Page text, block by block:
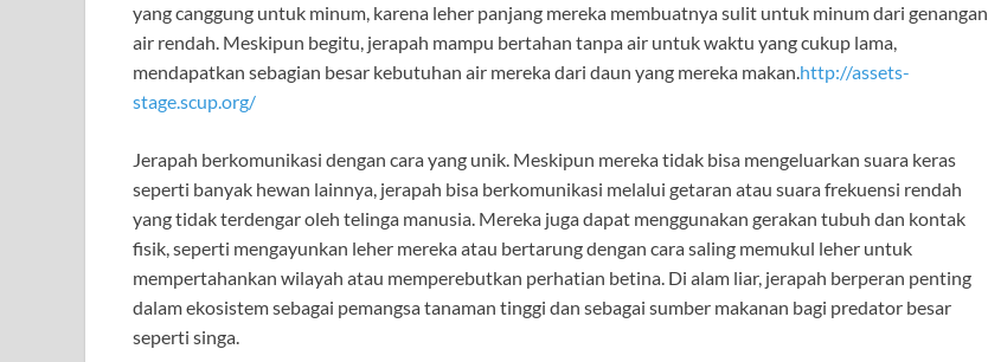
yang canggung untuk minum, karena leher panjang mereka membuatnya sulit untuk minum dari genangan
air rendah. Meskipun begitu, jerapah mampu bertahan tanpa air untuk waktu yang cukup lama,
mendapatkan sebagian besar kebutuhan air mereka dari daun yang mereka makan.http://assets-
stage.scup.org/
Jerapah berkomunikasi dengan cara yang unik. Meskipun mereka tidak bisa mengeluarkan suara keras
seperti banyak hewan lainnya, jerapah bisa berkomunikasi melalui getaran atau suara frekuensi rendah
yang tidak terdengar oleh telinga manusia. Mereka juga dapat menggunakan gerakan tubuh dan kontak
fisik, seperti mengayunkan leher mereka atau bertarung dengan cara saling memukul leher untuk
mempertahankan wilayah atau memperebutkan perhatian betina. Di alam liar, jerapah berperan penting
dalam ekosistem sebagai pemangsa tanaman tinggi dan sebagai sumber makanan bagi predator besar
seperti singa.